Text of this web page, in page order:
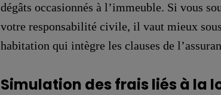
dégâts occasionnés à l’immeuble. Si vous
votre responsabilité civile, il vaut mieux
habitation qui intègre les clauses de
Simulation des frais liés à la